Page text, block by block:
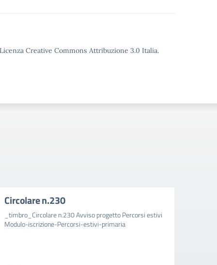
Creative Commons Attribuzione 3.0 Italia.
Circolare n.230
_timbro_Circolare n.230 Avviso progetto Percorsi estivi
Modulo-iscrizione-Percorsi-estivi-primaria